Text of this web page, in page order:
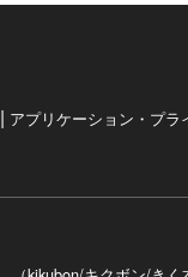
| アプリケーション・プラ